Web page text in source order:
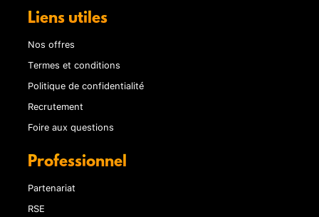
Liens utiles
Nos offres
Termes et conditions
Politique de confidentialité
Recrutement
Foire aux questions
Professionnel
Partenariat
RSE